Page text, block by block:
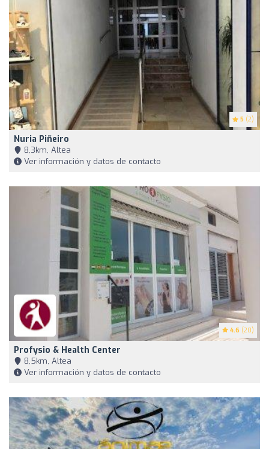
5 (2)
Nuria Piñeiro
8,3km, Altea
Ver información y datos de contacto
4.6 (20)
Profysio & Health Center
8,5km, Altea
Ver información y datos de contacto